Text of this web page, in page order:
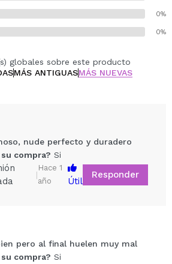
0%
0%
globales sobre este producto
MÁS ANTIGUASMÁS NUEVAS
un vídeo o una foto
ser el primero. Imagínatelo...
nude perfecto y duradero
compra? Si
|
Hace 1
año
Útil
Responder
pero al final huelen muy mal
compra? Si